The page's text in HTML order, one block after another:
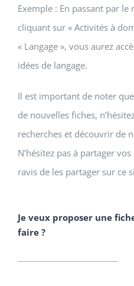
Exemple : En passant par
cliquant sur « Activités à
« Langage », vous aurez
idées de langage.
Il est important de noter
de nouvelles fiches,
recherches et découvrir de
N’hésitez pas à partager
ravis de les partager sur ce
Je veux proposer une
faire ?